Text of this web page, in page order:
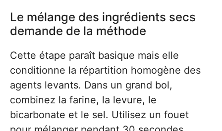
Le mélange des ingrédients secs
demande de la méthode
Cette étape paraît basique mais elle
conditionne la répartition homogène des
agents levants. Dans un grand bol,
combinez la farine, la levure, le
bicarbonate et le sel. Utilisez un fouet